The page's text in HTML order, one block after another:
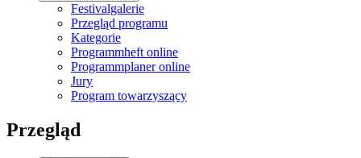
Festivalgalerie
Przegląd programu
Kategorie
Programmheft online
Programmplaner online
Jury
Program towarzyszący
Przegląd